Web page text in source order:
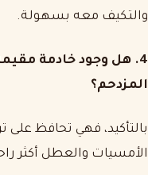
والتكيف معه بسهولة.
4. هل وجود خادمة
المزدحم؟
بالتأكيد، فهي تحافظ على
الأمسيات والعطل أكثر